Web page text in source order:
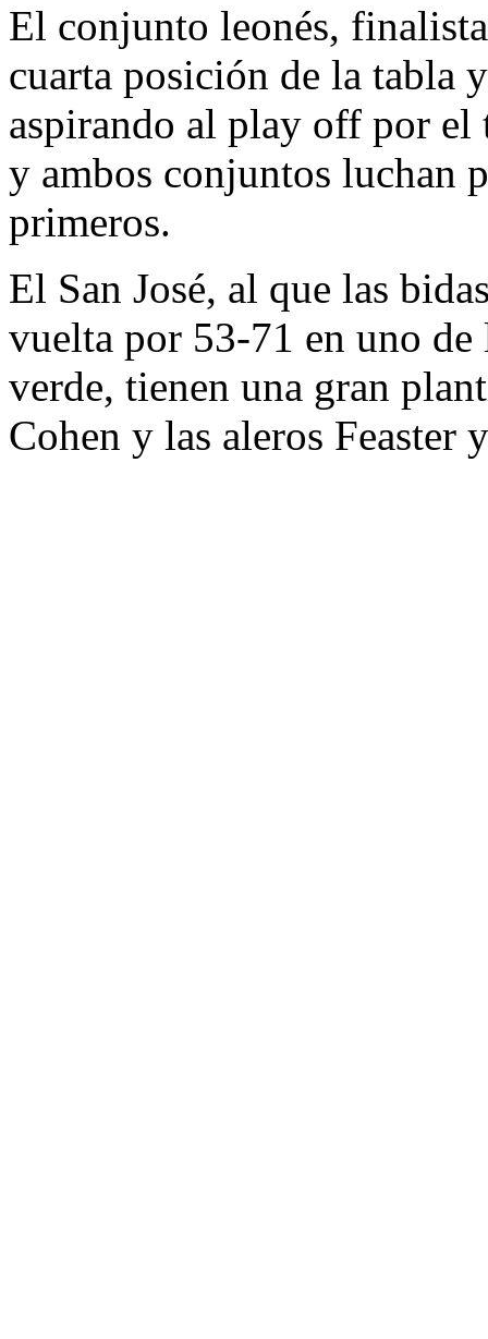
El conjunto leonés,
cuarta posición de la tabla
aspirando al play off por
y ambos conjuntos luchan
primeros.
El San José, al que las
vuelta por 53-71 en uno de
verde, tienen una gran
Cohen y las aleros Feaster